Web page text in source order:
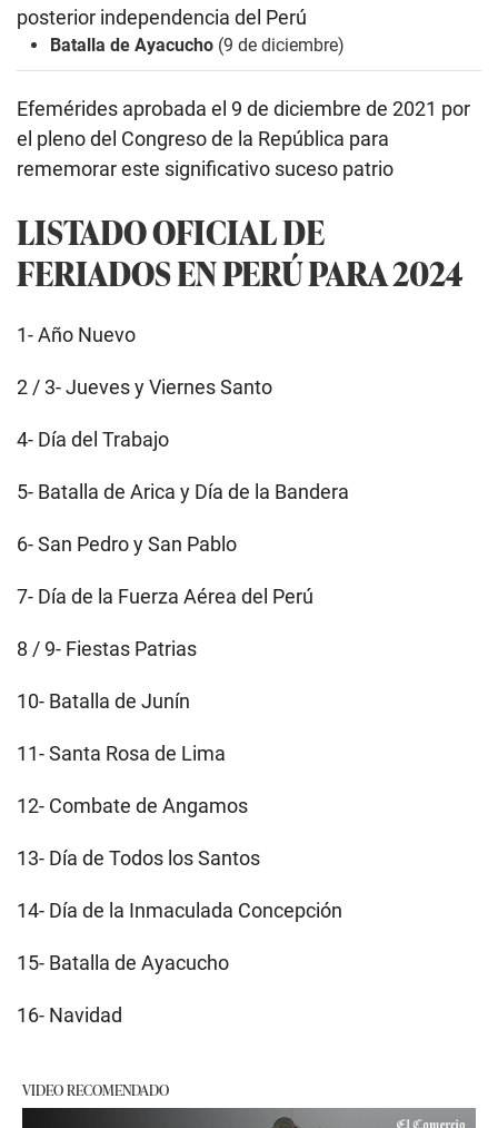
posterior independencia del Perú
Batalla de Ayacucho (9 de diciembre)
Efemérides aprobada el 9 de diciembre de 2021 por
el pleno del Congreso de la República para
rememorar este significativo suceso patrio
LISTADO OFICIAL DE
FERIADOS EN PERÚ PARA 2024
1- Año Nuevo
2 / 3- Jueves y Viernes Santo
4- Día del Trabajo
5- Batalla de Arica y Día de la Bandera
6- San Pedro y San Pablo
7- Día de la Fuerza Aérea del Perú
8 / 9- Fiestas Patrias
10- Batalla de Junín
11- Santa Rosa de Lima
12- Combate de Angamos
13- Día de Todos los Santos
14- Día de la Inmaculada Concepción
15- Batalla de Ayacucho
16- Navidad
VIDEO RECOMENDADO